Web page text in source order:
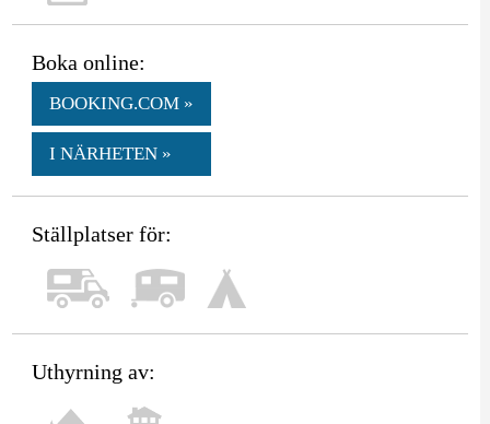
Boka online:
BOOKING.COM »
I NÄRHETEN »
Ställplatser för:
Uthyrning av: